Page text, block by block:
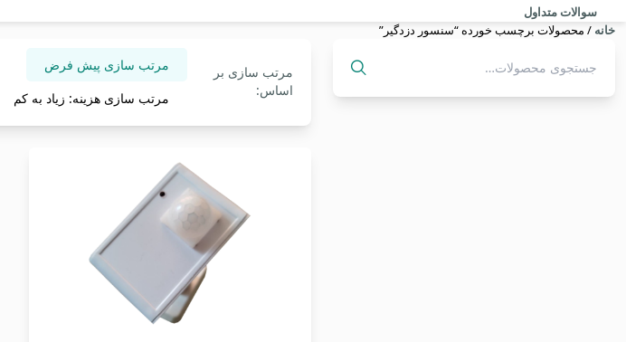
سوالات متداول
خانه / محصولات برچسب خورده “سنسور دزدگیر”
جستجو
برای:
مرتب سازی بر
اساس:
مرتب سازی پیش فرض
مرتب سازی هزینه: زیاد به کم